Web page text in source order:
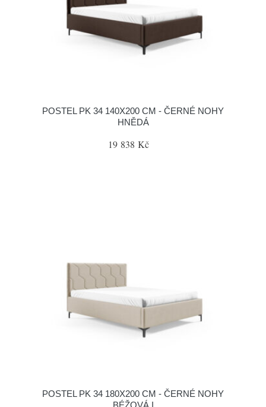
POSTEL PK 34 140X200 CM - ČERNÉ NOHY
HNĚDÁ
19 838 Kč
POSTEL PK 34 180X200 CM - ČERNÉ NOHY
BÉŽOVÁ I